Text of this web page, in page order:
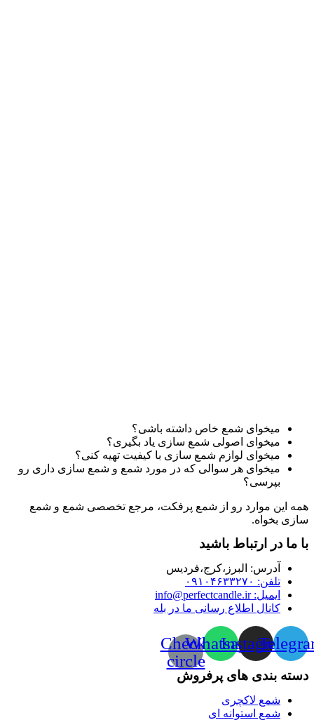
میخوای شمع خاص داشته باشی؟
میخوای اصولی شمع سازی یاد بگیری؟
میخوای لوازم شمع سازی با کیفیت تهیه کنی؟
میخوای هر سوالی که در مورد شمع و شمع سازی داری رو
بپرسی؟
همه این موارد رو از شمع پرفکت، مرجع تخصصی شمع و شمع
سازی بخواه.
با ما در ارتباط باشید
آدرس:‌ البرز،کرج،فردیس
تلفن: ۰۹۱۰۴۶۳۳۲۷۰
ایمیل: info@perfectcandle.ir
کانال اطلاع رسانی ما در بله
Instagram
Whatsapp
Check-
circle
دسته بندی های پرفروش
شمع لاکچری
شمع استوانه ای